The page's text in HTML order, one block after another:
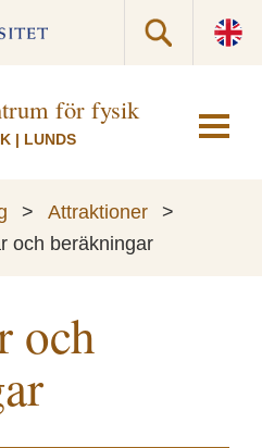
för fysik
| LUNDS
> Attraktioner
>
och beräkningar
och